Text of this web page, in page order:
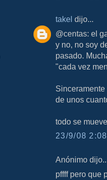
takel dijo...
@centas: el
y no, no soy
pasado.
"cada vez
de unos
todo se
23/9/08
Anónimo
pffff pero que